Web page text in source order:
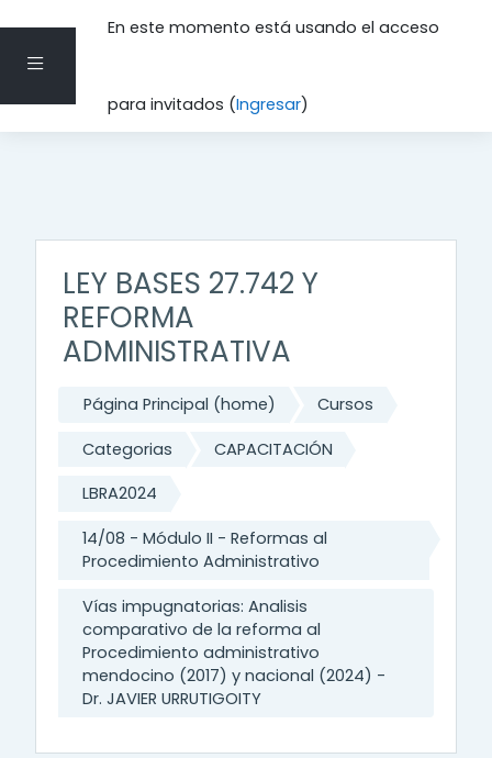
Pánel lateral
En este momento está usando el acceso
para invitados (Ingresar)
Saltar al contenido principal
LEY BASES 27.742 Y
REFORMA
ADMINISTRATIVA
Página Principal (home) Cursos
Categorias CAPACITACIÓN
LBRA2024
14/08 - Módulo II - Reformas al
Procedimiento Administrativo
Vías impugnatorias: Analisis
comparativo de la reforma al
Procedimiento administrativo
mendocino (2017) y nacional (2024) -
Dr. JAVIER URRUTIGOITY